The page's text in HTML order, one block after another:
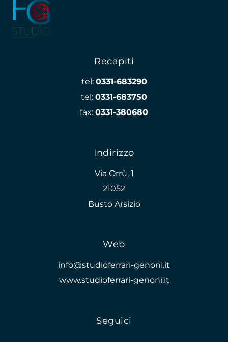
Recapiti
tel: 0331-683290
tel: 0331-683750
fax: 0331-380680
Indirizzo
Via Orrù, 1
21052
Busto Arsizio
Web
info@studioferrari-genoni.it
www.studioferrari-genoni.it
Seguici